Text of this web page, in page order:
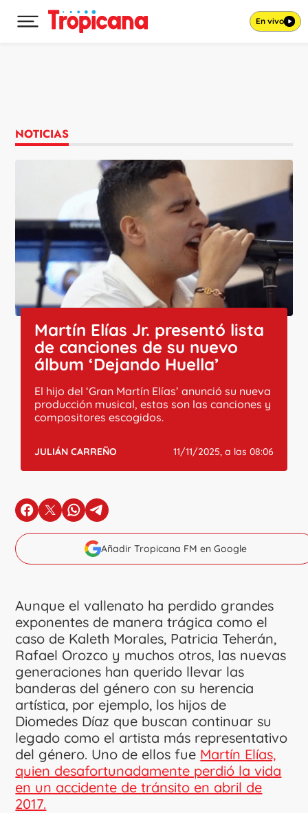
Desplegar menú principal En vivo
NOTICIAS
Martín Elías Jr. presentó lista
de canciones de su nuevo
álbum ‘Dejando Huella’
El hijo del ‘Gran Martín Elías’ anunció su nueva
producción musical, estas son las canciones y
compositores escogidos.
JULIÁN CARREÑO 11/11/2025, a las 08:06
en Facebook
en Xen Whatsapp
en Telegram
Añadir Tropicana FM en Google
Aunque el vallenato ha perdido grandes
exponentes de manera trágica como el
caso de Kaleth Morales, Patricia Teherán,
Rafael Orozco y muchos otros, las nuevas
generaciones han querido llevar las
banderas del género con su herencia
artística, por ejemplo, los hijos de
Diomedes Díaz que buscan continuar su
legado como el artista más representativo
del género. Uno de ellos fue Martín Elías,
quien desafortunadamente perdió la vida
en un accidente de tránsito en abril de
2017.